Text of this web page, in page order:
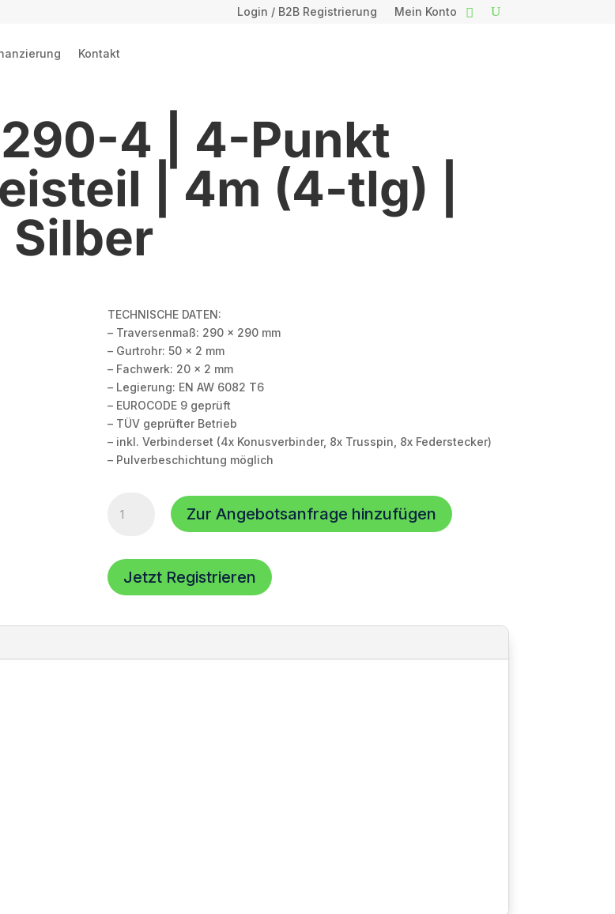
Login / B2B Registrierung Mein Konto
Kontakt
290-4 | 4-Punkt
| 4m (4-tlg) |
Silber
TECHNISCHE DATEN:
– Traversenmaß: 290 x 290 mm
– Gurtrohr: 50 x 2 mm
– Fachwerk: 20 x 2 mm
– Legierung: EN AW 6082 T6
– EUROCODE 9 geprüft
– TÜV geprüfter Betrieb
– inkl. Verbinderset (4x Konusverbinder, 8x Trusspin, 8x Federstecker)
– Pulverbeschichtung möglich
290-
4-
Punkt
|
Zur Angebotsanfrage hinzufügen
Jetzt Registrieren